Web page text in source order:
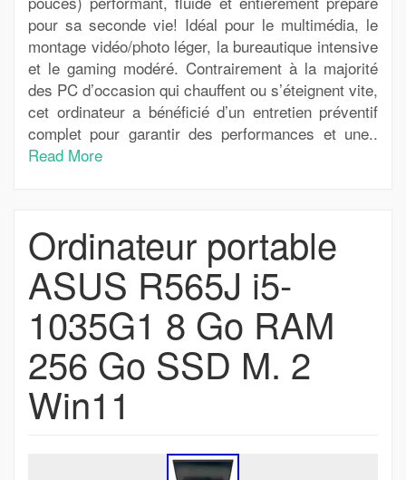
pour sa seconde vie! Idéal pour le multimédia, le
montage vidéo/photo léger, la bureautique intensive
et le gaming modéré. Contrairement à la majorité
des PC d’occasion qui chauffent ou s’éteignent vite,
cet ordinateur a bénéficié d’un entretien préventif
complet pour garantir des performances et une..
Read More
Ordinateur portable
ASUS R565J i5-
1035G1 8 Go RAM
256 Go SSD M. 2
Win11